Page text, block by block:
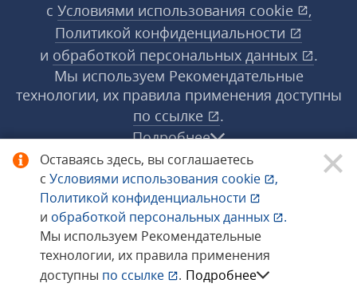
Оставаясь здесь, вы соглашаетесь
с Условиями использования cookie
,
Политикой конфиденциальности
и обработкой персональных данных
.
Мы используем Рекомендательные
технологии, их правила применения
доступны по ссылке . Подробнее
с Условиями использования cookie
,
Политикой конфиденциальности
и обработкой персональных данных
.
Мы используем Рекомендательные
технологии, их правила применения доступны
по ссылке
.
Подробнее
© 1998−2026 «1С‑Рарус» ®. Все права
защищены.
Сообщить об ошибке